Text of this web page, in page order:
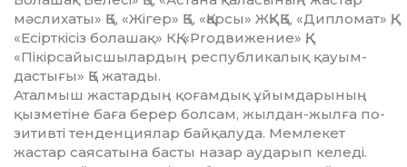
мәс­­лихаты» ҚБ, «Жігер» ҚБ, «Қар­сы» ЖҚҚ» ҚБ, «Дипломат» ҚҚ,
«Есірткісіз болашақ» КҚ, «Proдви­жение» ҚҚ,
«Пікірсайыс­шы­лардың республикалық қауым­
дастығы» ҚБ жатады.
Аталмыш жастардың қоғамдық ұйымдарының
қызметіне баға бе­рер болсам, жылдан-жылға по­
зи­тив­ті тенденциялар байқалуда. Мем­лекет
жастар саясатына басты на­зар аударып келеді.